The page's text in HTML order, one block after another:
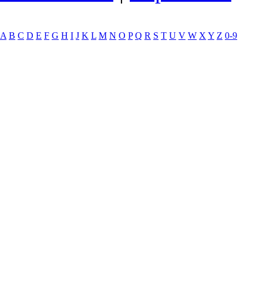
A B C D E F G H I J K L M N O P Q R S T U V W X Y Z 0-9